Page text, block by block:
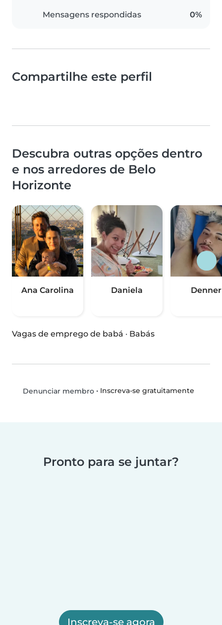
Mensagens respondidas 0%
Compartilhe este perfil
Descubra outras opções dentro
e nos arredores de Belo
Horizonte
Ana Carolina Daniela Denner
Vagas de emprego de babá · Babás
Denunciar membro• Inscreva-se gratuitamente
Pronto para se juntar?
Inscreva-se agora